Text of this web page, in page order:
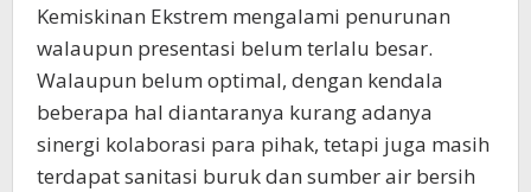
Kemiskinan Ekstrem mengalami penurunan
walaupun presentasi belum terlalu besar.
Walaupun belum optimal, dengan kendala
beberapa hal diantaranya kurang adanya
sinergi kolaborasi para pihak, tetapi juga masih
terdapat sanitasi buruk dan sumber air bersih